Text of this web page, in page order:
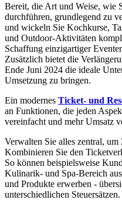
Bereit, die Art und Weise, wie
durchführen, grundlegend zu
und wickeln Sie Kochkurse,
und Outdoor-Aktivitäten
Schaffung einzigartiger
Zusätzlich bietet die
Ende Juni 2024 die ideale
Umsetzung zu bringen.
Ein modernes Ticket- und
an Funktionen, die jeden
vereinfacht und mehr Umsatz
Verwalten Sie alles zentral,
Kombinieren Sie den
So können beispielsweise
Kulinarik- und Spa-Bereich
und Produkte erwerben -
unterschiedlichen Steuersätzen.